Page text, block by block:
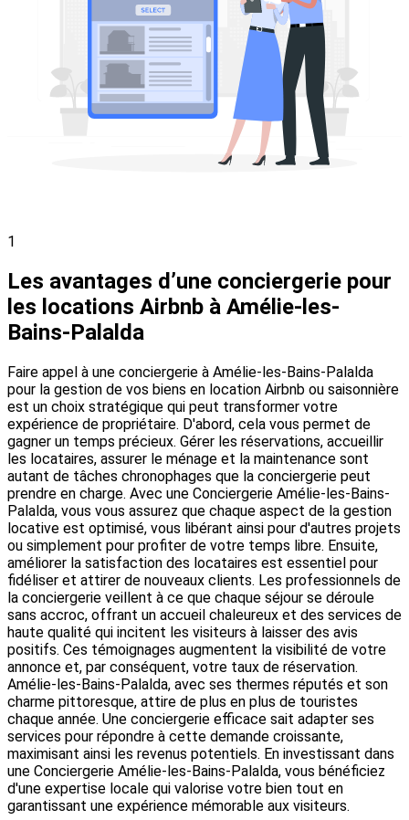
1
Les avantages d’une conciergerie pour
les locations Airbnb à Amélie-les-
Bains-Palalda
Faire appel à une conciergerie à Amélie-les-Bains-Palalda
pour la gestion de vos biens en location Airbnb ou saisonnière
est un choix stratégique qui peut transformer votre
expérience de propriétaire. D'abord, cela vous permet de
gagner un temps précieux. Gérer les réservations, accueillir
les locataires, assurer le ménage et la maintenance sont
autant de tâches chronophages que la conciergerie peut
prendre en charge. Avec une Conciergerie Amélie-les-Bains-
Palalda, vous vous assurez que chaque aspect de la gestion
locative est optimisé, vous libérant ainsi pour d'autres projets
ou simplement pour profiter de votre temps libre. Ensuite,
améliorer la satisfaction des locataires est essentiel pour
fidéliser et attirer de nouveaux clients. Les professionnels de
la conciergerie veillent à ce que chaque séjour se déroule
sans accroc, offrant un accueil chaleureux et des services de
haute qualité qui incitent les visiteurs à laisser des avis
positifs. Ces témoignages augmentent la visibilité de votre
annonce et, par conséquent, votre taux de réservation.
Amélie-les-Bains-Palalda, avec ses thermes réputés et son
charme pittoresque, attire de plus en plus de touristes
chaque année. Une conciergerie efficace sait adapter ses
services pour répondre à cette demande croissante,
maximisant ainsi les revenus potentiels. En investissant dans
une Conciergerie Amélie-les-Bains-Palalda, vous bénéficiez
d'une expertise locale qui valorise votre bien tout en
garantissant une expérience mémorable aux visiteurs.